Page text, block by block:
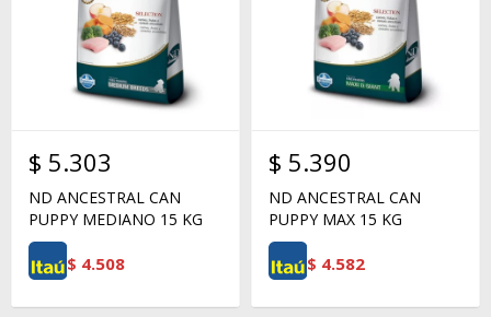
$ 5.303
ND ANCESTRAL CAN
PUPPY MEDIANO 15 KG
$ 4.508
$ 5.390
ND ANCESTRAL CAN
PUPPY MAX 15 KG
$ 4.582